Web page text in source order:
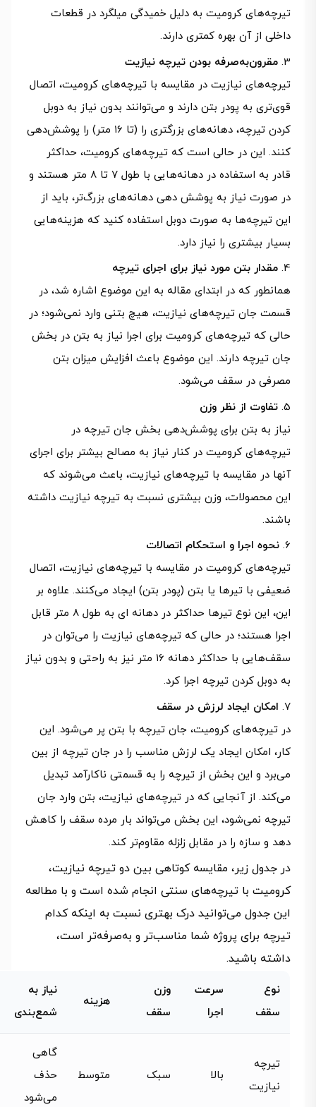
تیرچه‌های کرومیت به دلیل خمیدگی میلگرد در قطعات
داخلی از آن بهره کمتری دارند.
مقرون‌به‌صرفه بودن تیرچه نیازیت
تیرچه‌های نیازیت در مقایسه با تیرچه‌های کرومیت، اتصال
قوی‌تری به پودر بتن دارند و می‌توانند بدون نیاز به دوبل
کردن تیرچه، دهانه‌های بزرگتری را (تا ۱۶ متر) را پوشش‌دهی
کنند. این در حالی است که تیرچه‌های کرومیت، حداکثر
قادر به استفاده در دهانه‌هایی با طول ۷ تا ۸ متر هستند و
در صورت نیاز به پوشش دهی دهانه‌های بزرگ‌تر، باید از
این تیرچه‌ها به صورت دوبل استفاده کنید که هزینه‌هایی
بسیار بیشتری را نیاز دارد.
مقدار بتن مورد نیاز برای اجرای تیرچه
همانطور که در ابتدای مقاله به این موضوع اشاره شد، در
قسمت جان تیرچه‌های نیازیت، هیچ بتنی وارد نمی‌شود؛ در
حالی که تیرچه‌های کرومیت برای اجرا نیاز به بتن در بخش
جان تیرچه دارند. این موضوع باعث افزایش میزان بتن
مصرفی در سقف می‌شود.
تفاوت از نظر وزن
نیاز به بتن برای پوشش‌دهی بخش جان تیرچه در
تیرچه‌های کرومیت در کنار نیاز به مصالح بیشتر برای اجرای
آنها در مقایسه با تیرچه‌های نیازیت، باعث می‌شوند که
این محصولات، وزن بیشتری نسبت به تیرچه نیازیت داشته
باشند.
نحوه اجرا و استحکام اتصالات
تیرچه‌های کرومیت در مقایسه با تیرچه‌های نیازیت، اتصال
ضعیفی با تیرها یا بتن (پودر بتن) ایجاد می‌کنند. علاوه بر
این، این نوع تیرها حداکثر در دهانه ای به طول ۸ متر قابل
اجرا هستند؛ در حالی که تیرچه‌های نیازیت را می‌توان در
سقف‌هایی با حداکثر دهانه ۱۶ متر نیز به راحتی و بدون نیاز
به دوبل کردن تیرچه اجرا کرد.
امکان ایجاد لرزش در سقف
در تیرچه‌های کرومیت، جان تیرچه با بتن پر می‌شود. این
کار، امکان ایجاد یک لرزش مناسب را در جان تیرچه از بین
می‌برد و این بخش از تیرچه را به قسمتی ناکارآمد تبدیل
می‌کند. از آنجایی که در تیرچه‌های نیازیت، بتن وارد جان
تیرچه نمی‌شود، این بخش می‌تواند بار مرده سقف را کاهش
دهد و سازه را در مقابل زلزله مقاوم‌تر کند.
در جدول زیر، مقایسه کوتاهی بین دو تیرچه نیازیت،
کرومیت با تیرچه‌های سنتی انجام شده است و با مطالعه
این جدول می‌توانید درک بهتری نسبت به اینکه کدام
تیرچه برای پروژه شما مناسب‌تر و به‌صرفه‌تر است،
داشته باشید.
نوع
سقف
سرعت
اجرا
وزن
سقف
هزینه
نیاز به
شمع‌بندی
تیرچه
نیازیت
بالا سبک متوسط
گاهی
حذف
می‌شود